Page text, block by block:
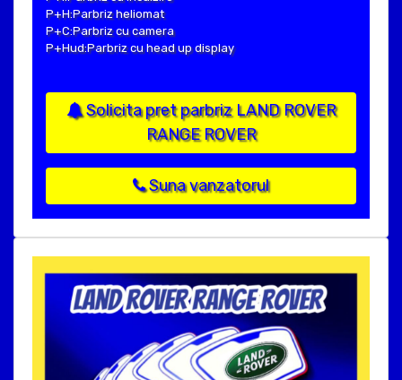
P+H:Parbriz heliomat
P+C:Parbriz cu camera
P+Hud:Parbriz cu head up display
Solicita pret parbriz LAND ROVER
RANGE ROVER
Suna vanzatorul